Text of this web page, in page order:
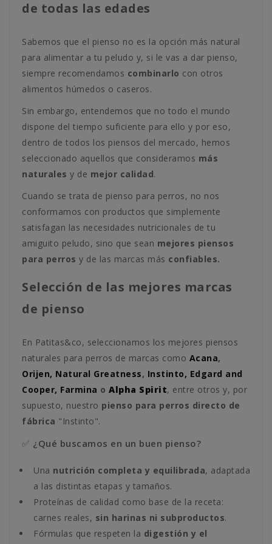
de todas las edades
Sabemos que el pienso no es la opción más natural
para alimentar a tu peludo y, si le vas a dar pienso,
siempre recomendamos combinarlo con otros
alimentos húmedos o caseros.
Sin embargo, entendemos que no todo el mundo
dispone del tiempo suficiente para ello y por eso,
dentro de todos los piensos del mercado, hemos
seleccionado aquellos que consideramos más
naturales y de mejor calidad.
Cuando se trata de pienso para perros, no nos
conformamos con productos que simplemente
satisfagan las necesidades nutricionales de tu
amiguito peludo, sino que sean mejores piensos
para perros y de las marcas más confiables.
Selección de las mejores marcas
de pienso
En Patitas&co, seleccionamos los mejores piensos
naturales para perros de marcas como Acana,
Orijen, Natural Greatness, Instinto, Edgard and
Cooper, Farmina o Alpha Spirit, entre otros y, por
supuesto, nuestro pienso para perros directo de
fábrica "Instinto".
✅ ¿Qué buscamos en un buen pienso?
Una nutrición completa y equilibrada, adaptada
a las distintas etapas y tamaños.
Proteínas de calidad como base de la receta:
carnes reales, sin harinas ni subproductos.
Fórmulas que respeten la digestión y el